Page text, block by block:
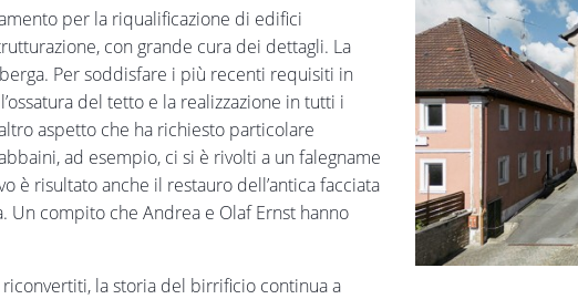
per la riqualificazione di edifici
con grande cura dei dettagli. La
Per soddisfare i più recenti requisiti in
del tetto e la realizzazione in tutti i
aspetto che ha richiesto particolare
ad esempio, ci si è rivolti a un falegname
è risultato anche il restauro dell’antica facciata
Un compito che Andrea e Olaf Ernst hanno
la storia del birrificio continua a